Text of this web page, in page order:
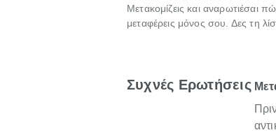
Μετακομίζεις και αναρωτιέσαι
μεταφέρεις μόνος σου. Δες τη
Συχνές Ερωτήσεις